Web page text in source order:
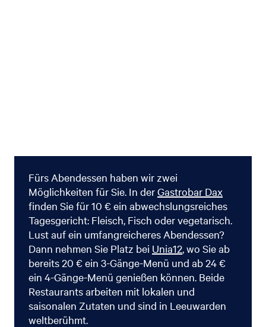
Fürs Abendessen haben wir zwei
Möglichkeiten für Sie. In derGastrobar Dax
finden Sie für 10 € ein abwechslungsreiches
Tagesgericht: Fleisch, Fisch oder vegetarisch.
Lust auf ein umfangreicheres Abendessen?
Dann nehmen Sie Platz bei Unia12, wo Sie ab
bereits 20 € ein 3-Gänge-Menü und ab 24 €
ein 4-Gänge-Menü genießen können. Beide
Restaurants arbeiten mit lokalen und
saisonalen Zutaten und sind in Leeuwarden
weltberühmt.